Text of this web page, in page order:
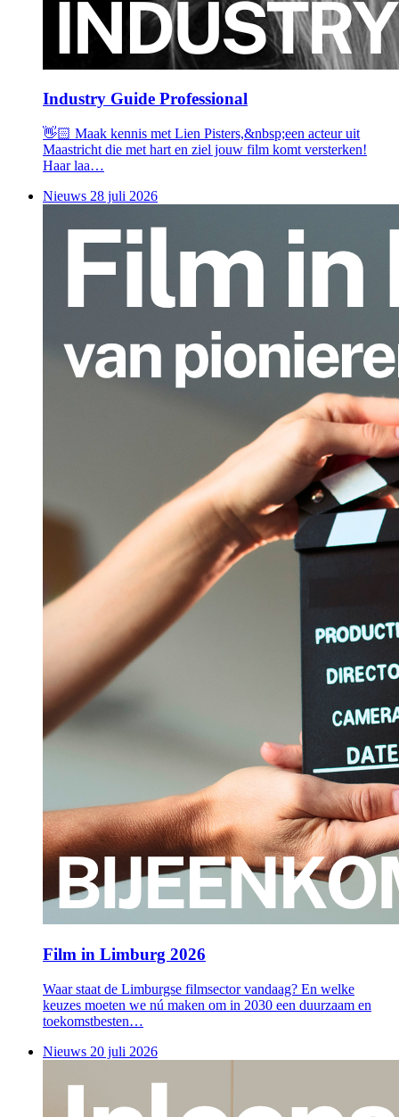
Industry Guide Professional
👋🏻 Maak kennis met Lien Pisters,&nbsp;een acteur uit
Maastricht die met hart en ziel jouw film komt versterken!
Haar laa…
Nieuws 28 juli 2026
Film in Limburg 2026
Waar staat de Limburgse filmsector vandaag? En welke
keuzes moeten we nú maken om in 2030 een duurzaam en
toekomstbesten…
Nieuws 20 juli 2026